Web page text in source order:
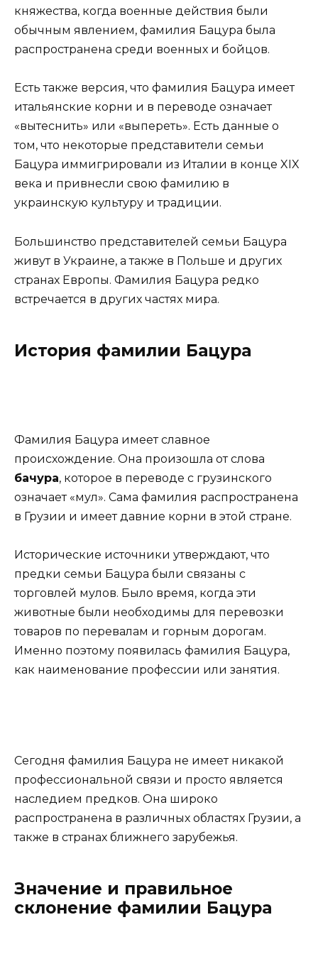
княжества, когда военные действия были
обычным явлением, фамилия Бацура была
распространена среди военных и бойцов.
Есть также версия, что фамилия Бацура имеет
итальянские корни и в переводе означает
«вытеснить» или «выпереть». Есть данные о
том, что некоторые представители семьи
Бацура иммигрировали из Италии в конце XIX
века и привнесли свою фамилию в
украинскую культуру и традиции.
Большинство представителей семьи Бацура
живут в Украине, а также в Польше и других
странах Европы. Фамилия Бацура редко
встречается в других частях мира.
История фамилии Бацура
Фамилия Бацура имеет славное
происхождение. Она произошла от слова
бачура, которое в переводе с грузинского
означает «мул». Сама фамилия распространена
в Грузии и имеет давние корни в этой стране.
Исторические источники утверждают, что
предки семьи Бацура были связаны с
торговлей мулов. Было время, когда эти
животные были необходимы для перевозки
товаров по перевалам и горным дорогам.
Именно поэтому появилась фамилия Бацура,
как наименование профессии или занятия.
Сегодня фамилия Бацура не имеет никакой
профессиональной связи и просто является
наследием предков. Она широко
распространена в различных областях Грузии, а
также в странах ближнего зарубежья.
Значение и правильное
склонение фамилии Бацура